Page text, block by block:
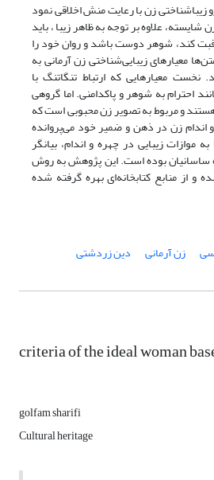
زیباشناختی زن با رعایت منش اخلاقی نمود
شایسته، علاوه بر توجه به ظاهر زیبا ، باید
کند، شوهر دوست باشد و روان خود را
معیارهای زیبایی‌شناختی زن آرمانی به
معیارهایی که ارتباط تنگاتنگ با
احترام به شوهر و پاکدامنی. اما گروهی
و مربوط به تصویر زن محبوبی است که
اندام زن در ذهن و ضمیر خود می‌پروانده
موازات زیبایی در چهره و اندام، بیانگر
ساسانیان بوده است. این پژوهش به روش
و از منابع کتابخانه‌ای بهره گرفته شده
زن آرمانی‌ دین زردشتی
criteria of the ideal woman
golfam sharifi
Cultural heritage